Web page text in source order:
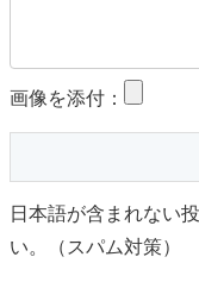
画像を添付：
日本語が含まれない
い。（スパム対策）